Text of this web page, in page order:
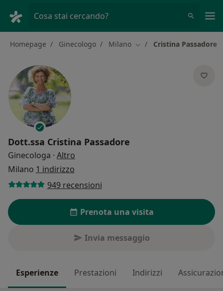
Cosa stai cercando?
Homepage Ginecologo Milano Cambia città
Cristina Passadore
Dott.ssa Cristina Passadore
Ginecologa · Altro
Milano 1 indirizzo
949 recensioni
Prenota una visita
Invia messaggio
Esperienze Prestazioni Indirizzi